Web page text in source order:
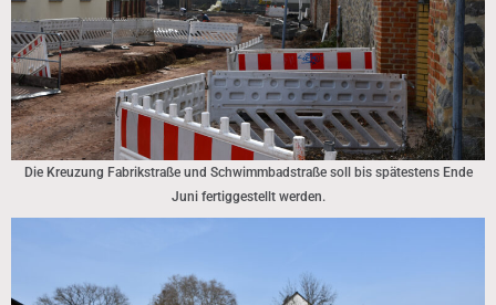
Die Kreuzung Fabrikstraße und Schwimmbadstraße soll bis spätestens Ende
Juni fertiggestellt werden.